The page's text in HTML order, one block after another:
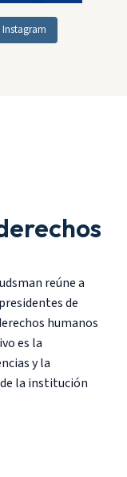
Instagram
reúne a
de
humanos
es la
y la
la institución